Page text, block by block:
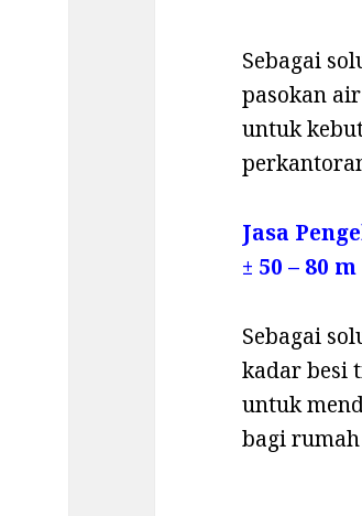
Sebagai
pasokan
untuk
Jasa
± 50 – 80 m
Sebagai
kadar besi
untuk
bagi